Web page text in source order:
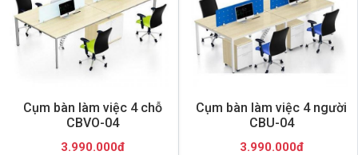
Cụm bàn làm việc 4 chỗ
CBVO-04
3.990.000đ
Cụm bàn làm việc 4 người
CBU-04
3.990.000đ